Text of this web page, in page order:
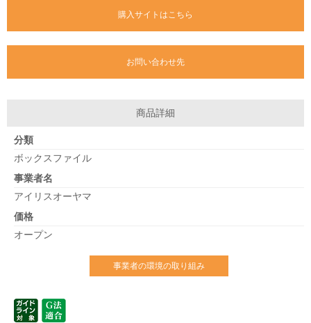
購入サイトはこちら
お問い合わせ先
商品詳細
分類
ボックスファイル
事業者名
アイリスオーヤマ
価格
オープン
事業者の環境の取り組み